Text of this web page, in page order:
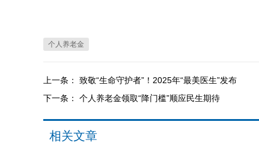
个人养老金
上一条： 致敬“生命守护者”！2025年“最美医生”发布
下一条： 个人养老金领取“降门槛”顺应民生期待
相关文章